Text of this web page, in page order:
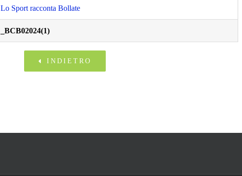
Lo Sport racconta Bollate
_BCB02024(1)
INDIETRO